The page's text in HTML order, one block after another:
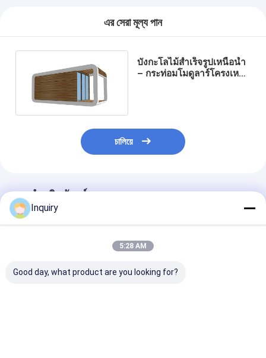
এর সেরা মূল্য পান
บังกะโลไม้สำเร็จรูปเหนือน้ำ
– กระท่อมโมดูลาร์โครงเหล็ก
চালিয়ে
แนะนำผลิตภัณฑ์
Inquiry
5:28 AM
Good day, what product are you looking for?